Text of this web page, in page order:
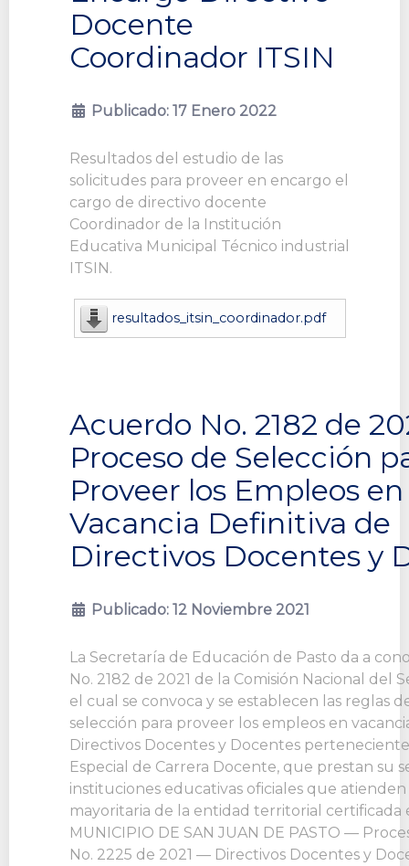
Docente
Coordinador ITSIN
Publicado: 17 Enero 2022
Resultados del estudio de las
solicitudes para proveer en encargo el
cargo de directivo docente
Coordinador de la Institución
Educativa Municipal Técnico industrial
ITSIN.
resultados_itsin_coordinador.pdf
Acuerdo No. 2182 de
Proceso de Selección
Proveer los Empleos en
Vacancia Definitiva de
Directivos Docentes y
Publicado: 12 Noviembre 2021
La Secretaría de Educación de Pasto da a
No. 2182 de 2021 de la Comisión Nacional del
el cual se convoca y se establecen las reglas
selección para proveer los empleos en
Directivos Docentes y Docentes
Especial de Carrera Docente, que prestan su
instituciones educativas oficiales que
mayoritaria de la entidad territorial certificada
MUNICIPIO DE SAN JUAN DE PASTO —
No. 2225 de 2021 — Directivos Docentes y